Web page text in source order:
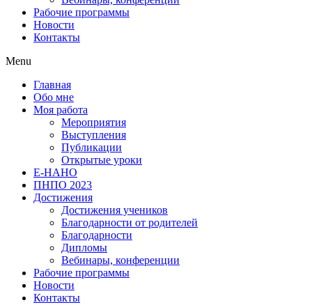
Рабочие программы
Новости
Контакты
Menu
Главная
Обо мне
Моя работа
Мероприятия
Выступления
Публикации
Открытые уроки
Е-НАНО
ПНПО 2023
Достижения
Достижения учеников
Благодарности от родителей
Благодарности
Дипломы
Вебинары, конференции
Рабочие программы
Новости
Контакты